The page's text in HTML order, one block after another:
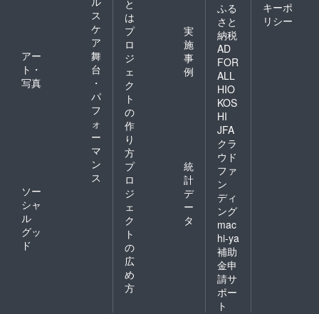
ス
ケ
ア
アー
ト・
写真
舞
台
・
パ
フ
ォ
ー
マ
ン
ス
ソー
シャ
ル
グッ
ド
と
は
プ
ロ
ジ
ェ
ク
ト
の
作
り
方
実
施
事
例
プ
ロ
ジ
ェ
ク
ト
の
広
め
方
統
計
デ
ー
タ
ふる
さと
納税
AD
FOR
ALL
HIO
KOS
HI
JFA
クラ
ウド
ファ
ン
ディ
ング
mac
hi-ya
補助
金申
請サ
ポー
ト
キーポ
リシー